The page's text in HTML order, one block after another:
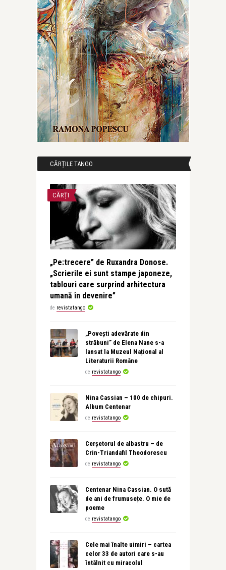
CĂRȚILE TANGO
CĂRȚI
„Pe:trecere” de Ruxandra Donose.
„Scrierile ei sunt stampe japoneze,
tablouri care surprind arhitectura
umană în devenire”
de revistatango
„Povești adevărate din
străbuni” de Elena Nane s-a
lansat la Muzeul Național al
Literaturii Române
de revistatango
Nina Cassian – 100 de chipuri.
Album Centenar
de revistatango
Cerșetorul de albastru – de
Crin-Triandafil Theodorescu
de revistatango
Centenar Nina Cassian. O sută
de ani de frumusețe. O mie de
poeme
de revistatango
Cele mai înalte uimiri – cartea
celor 33 de autori care s-au
întâlnit cu miracolul